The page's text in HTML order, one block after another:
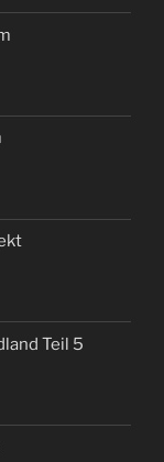
Teil 5